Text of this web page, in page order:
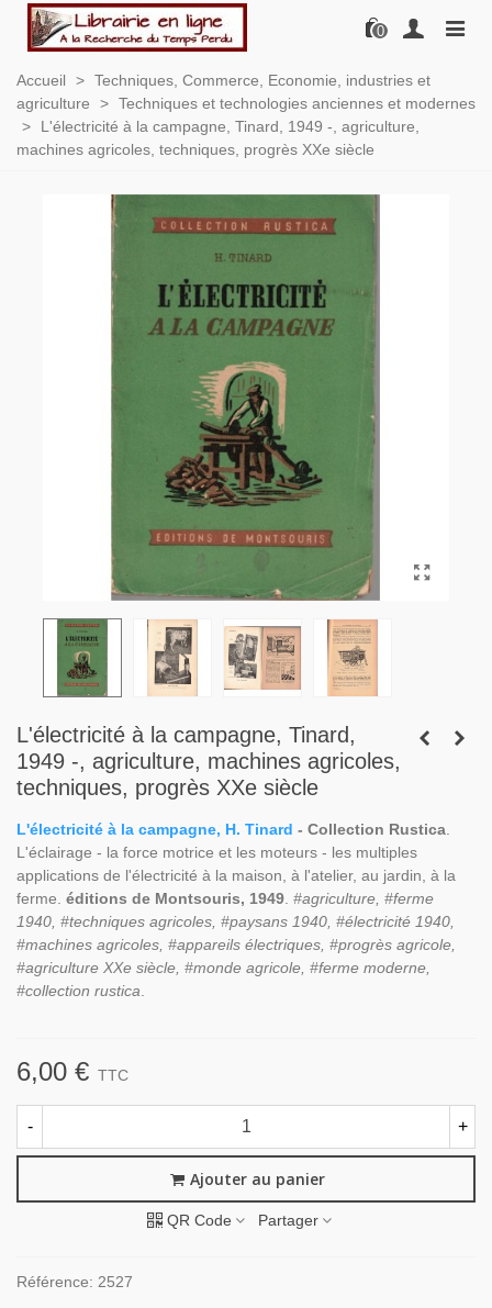
0
Accueil > Techniques, Commerce, Economie, industries et
agriculture
> Techniques et technologies anciennes et modernes
>
L'électricité à la campagne, Tinard, 1949 -, agriculture,
machines agricoles, techniques, progrès XXe siècle
L'électricité à la campagne, Tinard,
1949 -, agriculture, machines agricoles,
techniques, progrès XXe siècle
L'électricité à la campagne, H. Tinard - Collection Rustica
L'éclairage - la force motrice et les moteurs - les multiples
applications de l'électricité à la maison, à l'atelier, au jardin, à la
ferme. éditions de Montsouris, 1949 #agriculture, #ferme
1940, #techniques agricoles, #paysans 1940, #électricité 1940,
#machines agricoles, #appareils électriques, #progrès agricole,
#agriculture XXe siècle, #monde agricole, #ferme moderne,
#collection rustica
6,00 € TTC
- +
Ajouter au panier
QR Code Partager
Référence: 2527